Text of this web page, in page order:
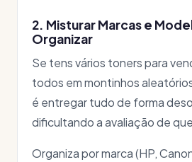
2. Misturar Marcas e
Organizar
Se tens vários toners para
todos em montinhos
é entregar tudo de forma
dificultando a avaliação de
Organiza por marca (HP,